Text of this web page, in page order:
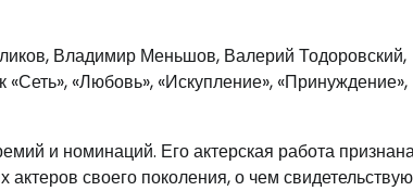
Владимир Меньшов, Валерий Тодоровский,
«Любовь», «Искупление», «Принуждение»,
и номинаций. Его актерская работа
своего поколения, о чем